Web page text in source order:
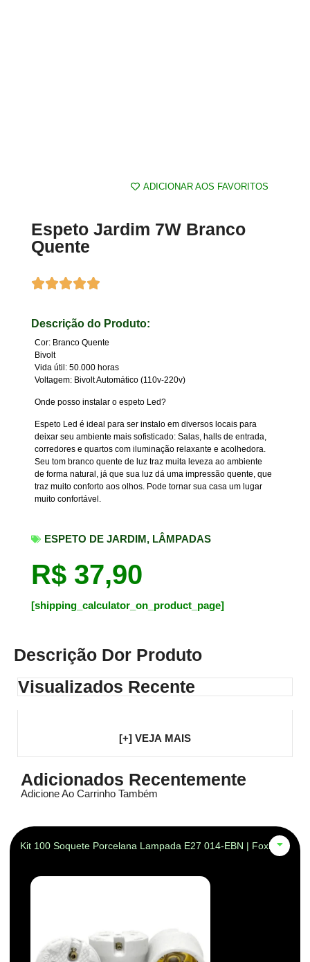
ADICIONAR AOS FAVORITOS
Espeto Jardim 7W Branco
Quente
Descrição do Produto:
Cor: Branco Quente
Bivolt
Vida útil: 50.000 horas
Voltagem: Bivolt Automático (110v-220v)
Onde posso instalar o espeto Led?
Espeto Led é ideal para ser instalo em diversos locais para
deixar seu ambiente mais sofisticado: Salas, halls de entrada,
corredores e quartos com iluminação relaxante e acolhedora.
Seu tom branco quente de luz traz muita leveza ao ambiente
de forma natural, já que sua luz dá uma impressão quente, que
traz muito conforto aos olhos. Pode tornar sua casa um lugar
muito confortável.
ESPETO DE JARDIM, LÂMPADAS
R$ 37,90
[shipping_calculator_on_product_page]
Descrição Dor Produto
Visualizados Recente
[+] VEJA MAIS
Adicionados Recentemente
Adicione Ao Carrinho Também
Kit 100 Soquete Porcelana Lampada E27 014-EBN | Foxlux